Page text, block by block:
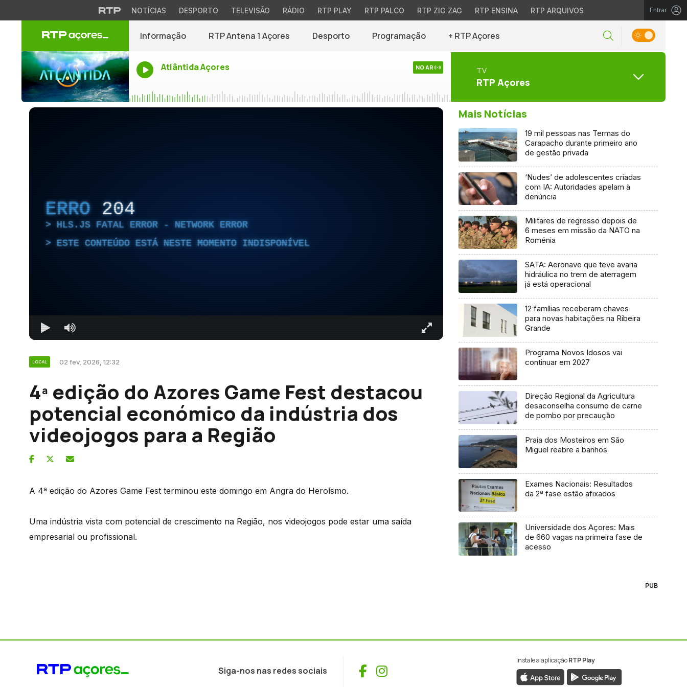
NOTÍCIAS DESPORTO TELEVISÃO RÁDIO RTP PLAY RTP PALCO RTP ZIG ZAG RTP ENSINA RTP ARQUIVOS Entrar
Informação RTP Antena 1 Açores Desporto Programação + RTP Açores
Atlântida Açores NO AR TV
RTP Açores
ERRO 204
HLS.JS FATAL ERROR - NETWORK ERROR
ESTE CONTEÚDO ESTÁ NESTE MOMENTO INDISPONÍVEL
LOCAL 02 fev, 2026, 12:32
4ª edição do Azores Game Fest destacou
potencial económico da indústria dos
videojogos para a Região
A 4ª edição do Azores Game Fest terminou este domingo em Angra do Heroísmo.
Uma indústria vista com potencial de crescimento na Região, nos videojogos pode estar uma saída
empresarial ou profissional.
Mais Notícias
19 mil pessoas nas Termas do
Carapacho durante primeiro ano
de gestão privada
‘Nudes’ de adolescentes criadas
com IA: Autoridades apelam à
denúncia
Militares de regresso depois de
6 meses em missão da NATO na
Roménia
SATA: Aeronave que teve avaria
hidráulica no trem de aterragem
já está operacional
12 famílias receberam chaves
para novas habitações na Ribeira
Grande
Programa Novos Idosos vai
continuar em 2027
Direção Regional da Agricultura
desaconselha consumo de carne
de pombo por precaução
Praia dos Mosteiros em São
Miguel reabre a banhos
Exames Nacionais: Resultados
da 2ª fase estão afixados
Universidade dos Açores: Mais
de 660 vagas na primeira fase de
acesso
PUB
Siga-nos nas redes sociais Facebook
Instagram
Instale a aplicaçãoRTP Play